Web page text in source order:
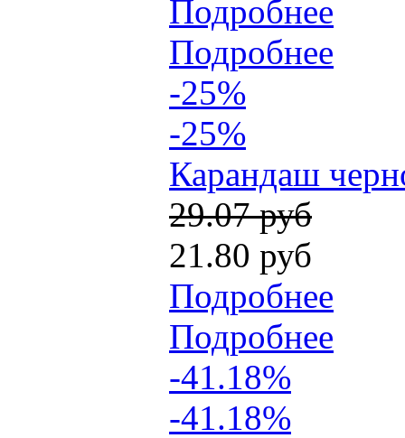
Подробнее
Подробнее
-25%
-25%
Карандаш
29.07 руб
21.80 руб
Подробнее
Подробнее
-41.18%
-41.18%